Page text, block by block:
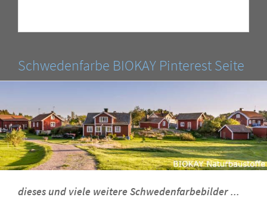
Schwedenfarbe BIOKAY Pinterest Seite
dieses und viele weitere Schwedenfarbebilder ...